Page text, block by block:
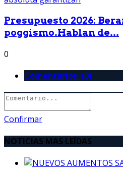
Presupuesto 2026:
poggismo.Hablan de...
0
Comentarios (0)
Confirmar
NOTICIAS MAS LEÍDAS